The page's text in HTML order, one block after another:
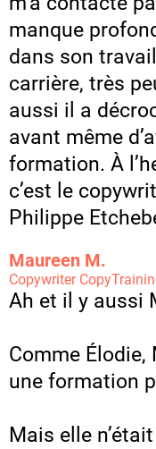
manque
dans son
carrière, très
aussi il a
avant même
formation. À
c’est le
Philippe
Maureen M.
Copywriter
Ah et il y aussi
Comme
une formation
Mais elle